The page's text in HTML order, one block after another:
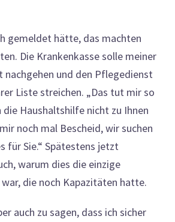
gemeldet hätte, das machten
Die Krankenkasse solle meiner
nachgehen und den Pflegedienst
Liste streichen. „Das tut mir so
die Haushaltshilfe nicht zu Ihnen
noch mal Bescheid, wir suchen
für Sie.“ Spätestens jetzt
warum dies die einzige
die noch Kapazitäten hatte.
auch zu sagen, dass ich sicher